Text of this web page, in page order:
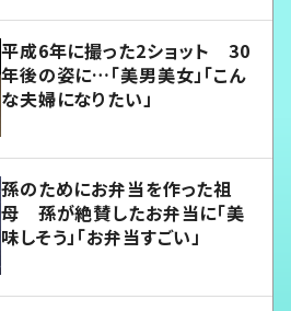
平成6年に撮った2ショット 30
年後の姿に…「美男美女」「こん
な夫婦になりたい」
孫のためにお弁当を作った祖
母 孫が絶賛したお弁当に「美
味しそう」「お弁当すごい」